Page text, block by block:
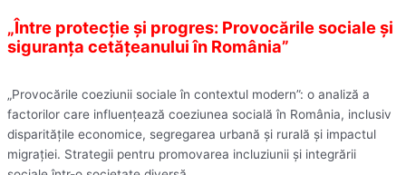
„Între protecție și progres: Provocările sociale și
siguranța cetățeanului în România”
„Provocările coeziunii sociale în contextul modern”: o analiză a
factorilor care influențează coeziunea socială în România, inclusiv
disparitățile economice, segregarea urbană și rurală și impactul
migrației. Strategii pentru promovarea incluziunii și integrării